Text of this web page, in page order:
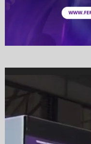
Player